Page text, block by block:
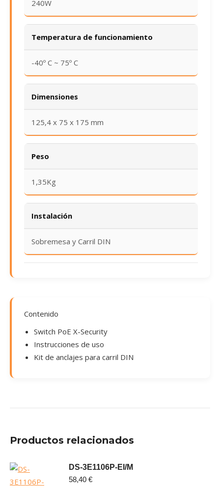
240W
Temperatura de funcionamiento
-40º C ~ 75º C
Dimensiones
125,4 x 75 x 175 mm
Peso
1,35Kg
Instalación
Sobremesa y Carril DIN
Contenido
Switch PoE X-Security
Instrucciones de uso
Kit de anclajes para carril DIN
Productos relacionados
DS-3E1106P-EI/M
58,40 €